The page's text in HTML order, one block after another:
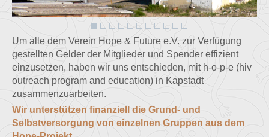
Um alle dem Verein Hope & Future e.V. zur Verfügung
gestellten Gelder der Mitglieder und Spender effizient
einzusetzen, haben wir uns entschieden, mit h-o-p-e (hiv
outreach program and education) in Kapstadt
zusammenzuarbeiten.
Wir unterstützen finanziell die Grund- und
Selbstversorgung von einzelnen Gruppen aus dem